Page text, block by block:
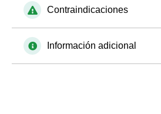
Contraindicaciones
Información adicional